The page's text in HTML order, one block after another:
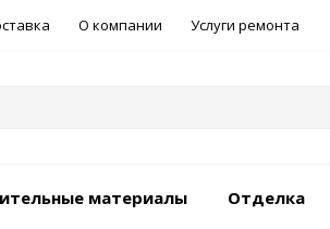
О компании Услуги ремонта
материалы Отделка